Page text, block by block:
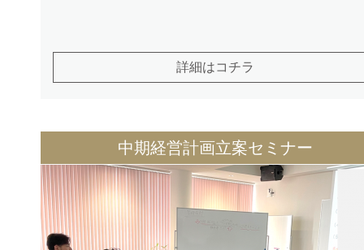
詳細はコチラ
中期経営計画立案セミナー